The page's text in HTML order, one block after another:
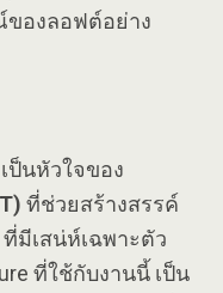
ของลอฟต์อย่าง
เป็นหัวใจของ
ที่ช่วยสร้างสรรค์
ที่มีเสน่ห์เฉพาะตัว
ที่ใช้กับงานนี้ เป็น